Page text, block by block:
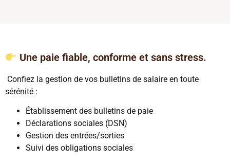
Une paie fiable, conforme et sans stress.
Confiez la gestion de vos bulletins de salaire en toute
sérénité :
Établissement des bulletins de paie
Déclarations sociales (DSN)
Gestion des entrées/sorties
Suivi des obligations sociales